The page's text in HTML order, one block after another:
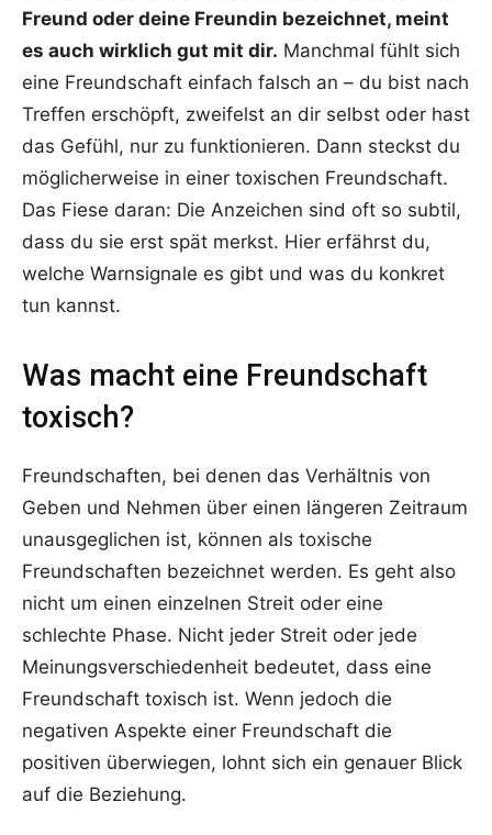
Freund oder deine Freundin bezeichnet, meint
es auch wirklich gut mit dir. Manchmal fühlt sich
eine Freundschaft einfach falsch an – du bist nach
Treffen erschöpft, zweifelst an dir selbst oder hast
das Gefühl, nur zu funktionieren. Dann steckst du
möglicherweise in einer toxischen Freundschaft.
Das Fiese daran: Die Anzeichen sind oft so subtil,
dass du sie erst spät merkst. Hier erfährst du,
welche Warnsignale es gibt und was du konkret
tun kannst.
Was macht eine Freundschaft
toxisch?
Freundschaften, bei denen das Verhältnis von
Geben und Nehmen über einen längeren Zeitraum
unausgeglichen ist, können als toxische
Freundschaften bezeichnet werden. Es geht also
nicht um einen einzelnen Streit oder eine
schlechte Phase. Nicht jeder Streit oder jede
Meinungsverschiedenheit bedeutet, dass eine
Freundschaft toxisch ist. Wenn jedoch die
negativen Aspekte einer Freundschaft die
positiven überwiegen, lohnt sich ein genauer Blick
auf die Beziehung.